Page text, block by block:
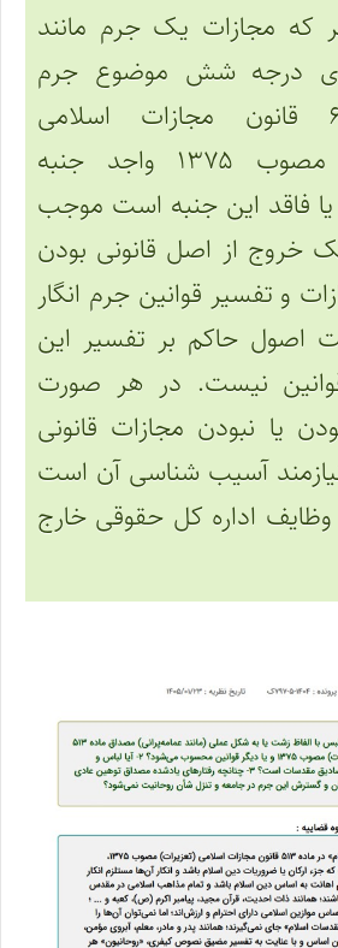
که مجازات یک جرم مانند
درجه شش موضوع جرم
ماده ۶۰۸ قانون مجازات اسلامی
(تعزیرات) مصوب ۱۳۷۵ واجد جنبه
یا فاقد این جنبه است موجب
از اصل قانونی بودن
و تفسیر قوانین جرم انگار
اصول حاکم بر تفسیر این
نیست. در هر صورت
یا نبودن مجازات قانونی
آسیب شناسی آن است
اداره کل حقوقی خارج